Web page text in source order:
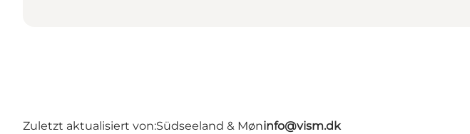
Zuletzt aktualisiert von:Südseeland & Møninfo@vism.dk